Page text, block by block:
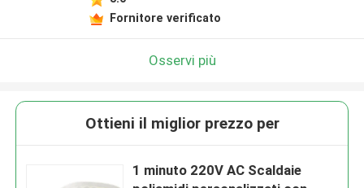
Fornitore verificato
Osservi più
Ottieni il miglior prezzo per
1 minuto 220V AC Scaldaie